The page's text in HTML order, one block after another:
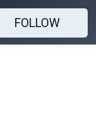
FOLLOW